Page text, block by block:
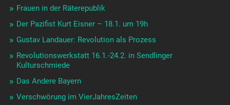
Frauen in der Räterepublik
Der Pazifist Kurt Eisner – 18.1. um 19h
Gustav Landauer: Revolution als Prozess
Revolutionswerkstatt 16.1.-24.2. in Sendlinger
Kulturschmiede
Das Andere Bayern
Verschwörung im VierJahresZeiten